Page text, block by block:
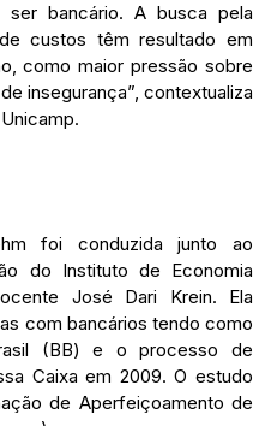
bancário. A busca pela
custos têm resultado em
como maior pressão sobre
insegurança”, contextualiza
foi conduzida junto ao
do Instituto de Economia
José Dari Krein. Ela
com bancários tendo como
(BB) e o processo de
Caixa em 2009. O estudo
de Aperfeiçoamento de